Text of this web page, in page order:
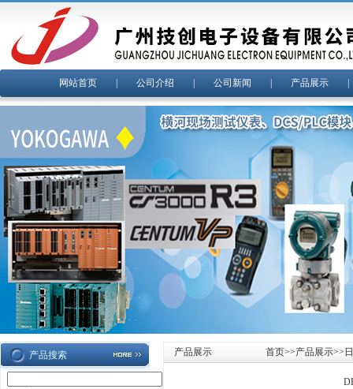
网站首页 公司介绍 公司新闻 产品展示
产品搜索 产品展示 首页>>产品展示>>